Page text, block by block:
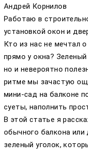
Андрей Корнилов
Работаю в
установкой окон и
Кто из нас не мечтал
прямо у окна?
но и невероятно
ритме мы зачастую
мини-сад на балконе
суеты, наполнить
В этой статье я
обычного балкона
зеленый уголок,